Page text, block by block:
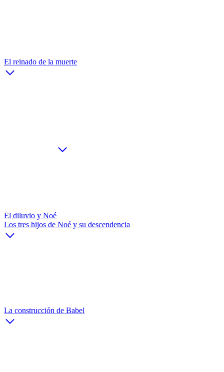
El reinado de la muerte
El diluvio y Noé
Los tres hijos de Noé y su descendencia
La construcción de Babel